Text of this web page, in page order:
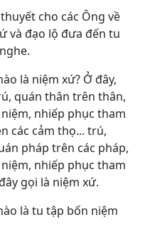
cho các Ông về
và đạo lộ đưa đến tu
là niệm xứ? Ở đây,
quán thân trên thân,
nhiếp phục tham
các cảm thọ... trú,
pháp trên các pháp,
nhiếp phục tham
gọi là niệm xứ.
là tu tập bốn niệm